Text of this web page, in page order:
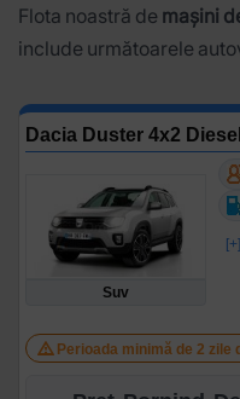
Flota noastră de mașini
include următoarele
Dacia Duster 4x2 Diesel
Suv
Perioada minimă de 2 zile